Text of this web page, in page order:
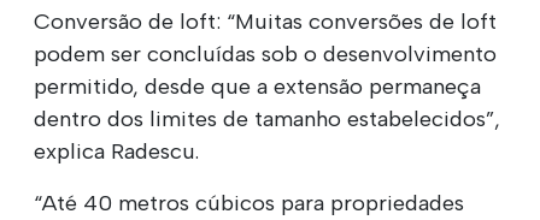
Conversão de loft: “Muitas conversões de loft
podem ser concluídas sob o desenvolvimento
permitido, desde que a extensão permaneça
dentro dos limites de tamanho estabelecidos”,
explica Radescu.
“Até 40 metros cúbicos para propriedades